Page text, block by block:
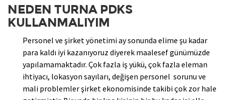
NEDEN TURNA PDKS
KULLANMALIYIM
Personel ve şirket yönetimi ay sonunda elime şu kadar
para kaldı iyi kazanıyoruz diyerek maalesef günümüzde
yapılamamaktadır. Çok fazla iş yükü, çok fazla eleman
ihtiyacı, lokasyon sayıları, değişen personel sorunu ve
mali problemler şirket ekonomisinde takibi çok zor hale